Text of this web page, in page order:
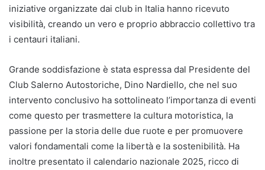
iniziative organizzate dai club in Italia hanno ricevuto
visibilità, creando un vero e proprio abbraccio collettivo tra
i centauri italiani.
Grande soddisfazione è stata espressa dal Presidente del
Club Salerno Autostoriche, Dino Nardiello, che nel suo
intervento conclusivo ha sottolineato l’importanza di eventi
come questo per trasmettere la cultura motoristica, la
passione per la storia delle due ruote e per promuovere
valori fondamentali come la libertà e la sostenibilità. Ha
inoltre presentato il calendario nazionale 2025, ricco di